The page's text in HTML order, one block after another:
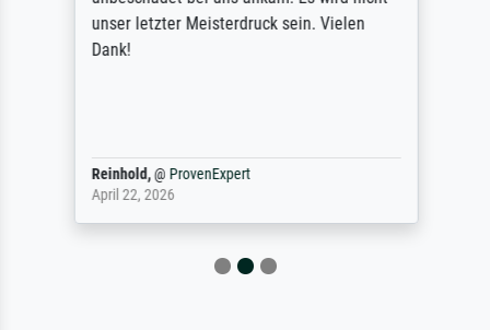
unser letzter Meisterdruck sein. Vielen
Dank!
Reinhold,@ ProvenExpert
April 22, 2026